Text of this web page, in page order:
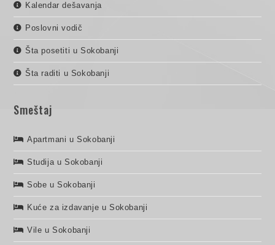
Kalendar dešavanja
Poslovni vodič
Šta posetiti u Sokobanji
Šta raditi u Sokobanji
Smeštaj
Apartmani u Sokobanji
Studija u Sokobanji
Sobe u Sokobanji
Kuće za izdavanje u Sokobanji
Vile u Sokobanji